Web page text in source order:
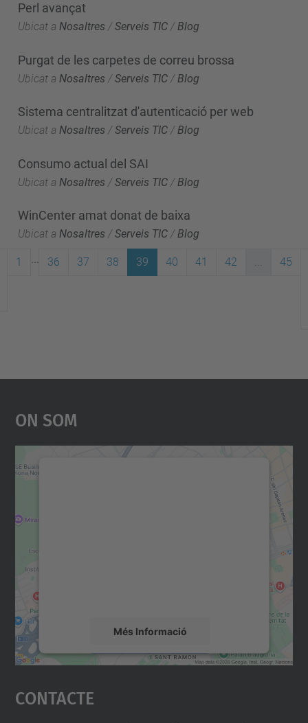
Perl avançat
Ubicat a Nosaltres /Serveis TIC /Blog
Purgat de les carpetes de correu brossa
Ubicat a Nosaltres /Serveis TIC / Blog
Sistema centralitzat d'autenticació per web
Ubicat a Nosaltres /Serveis TIC /Blog
Consumo actual del SAI
Ubicat a Nosaltres /Serveis TIC / Blog
WinCenter amat donat de baixa
Ubicat a Nosaltres /Serveis TIC /Blog
1 36 37 38 39 40 41 42 ... 45
On Som
Més Informació
Accepta
powered by
Contacte